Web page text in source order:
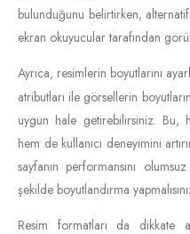
bulunduğunu belirtirken,
ekran okuyucular tarafından
Ayrıca, resimlerin boyutlarını
atributları ile görsellerin
uygun hale getirebilirsiniz. Bu,
hem de kullanıcı deneyimini
sayfanın performansını
şekilde boyutlandırma
Resim formatları da dikkate